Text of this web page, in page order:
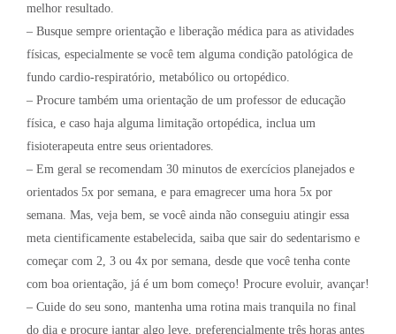
melhor resultado.
– Busque sempre orientação e liberação médica para as atividades
físicas, especialmente se você tem alguma condição patológica de
fundo cardio-respiratório, metabólico ou ortopédico.
– Procure também uma orientação de um professor de educação
física, e caso haja alguma limitação ortopédica, inclua um
fisioterapeuta entre seus orientadores.
– Em geral se recomendam 30 minutos de exercícios planejados e
orientados 5x por semana, e para emagrecer uma hora 5x por
semana. Mas, veja bem, se você ainda não conseguiu atingir essa
meta cientificamente estabelecida, saiba que sair do sedentarismo e
começar com 2, 3 ou 4x por semana, desde que você tenha conte
com boa orientação, já é um bom começo! Procure evoluir, avançar!
– Cuide do seu sono, mantenha uma rotina mais tranquila no final
do dia e procure jantar algo leve, preferencialmente três horas antes